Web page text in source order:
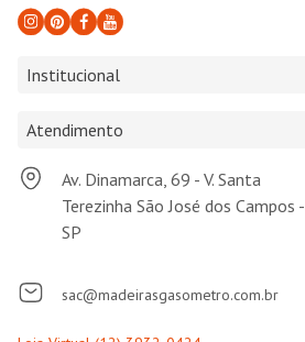
Institucional
Atendimento
Av. Dinamarca, 69 - V. Santa
Terezinha São José dos Campos -
SP
sac@madeirasgasometro.com.br